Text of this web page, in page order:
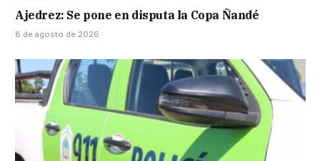
Ajedrez: Se pone en disputa la Copa Ñandé
8 de agosto de 2026